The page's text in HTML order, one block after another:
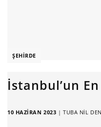
ŞEHIRDE
İstanbul’un
10 HAZIRAN 2023 |TUBA NIL